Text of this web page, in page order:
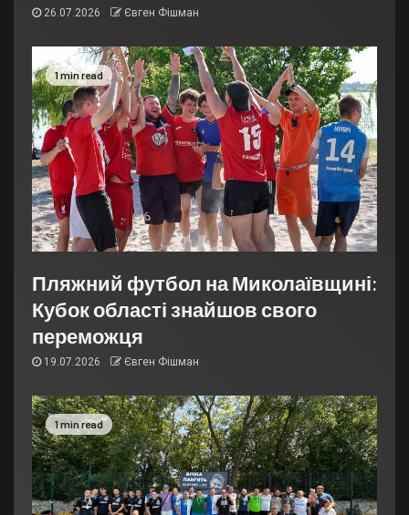
26.07.2026 Євген Фішман
1 min read
Пляжний футбол на Миколаївщині:
Кубок області знайшов свого
переможця
19.07.2026 Євген Фішман
1 min read